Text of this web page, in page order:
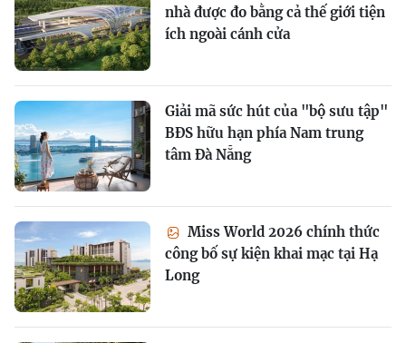
nhà được đo bằng cả thế giới tiện
ích ngoài cánh cửa
Giải mã sức hút của "bộ sưu tập"
BĐS hữu hạn phía Nam trung
tâm Đà Nẵng
Miss World 2026 chính thức
công bố sự kiện khai mạc tại Hạ
Long